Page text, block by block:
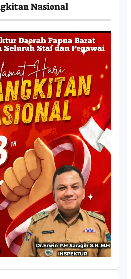
Nasional